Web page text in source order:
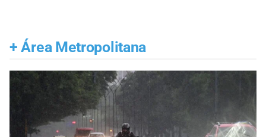
+ Área Metropolitana